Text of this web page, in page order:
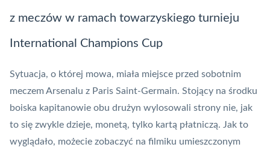
z meczów w ramach towarzyskiego turnieju
International Champions Cup
Sytuacja, o której mowa, miała miejsce przed sobotnim
meczem Arsenalu z Paris Saint-Germain. Stojący na środku
boiska kapitanowie obu drużyn wylosowali strony nie, jak
to się zwykle dzieje, monetą, tylko kartą płatniczą. Jak to
wyglądało, możecie zobaczyć na filmiku umieszczonym